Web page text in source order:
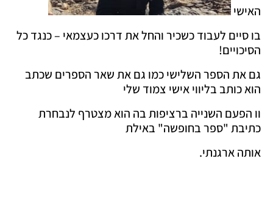
האישי
בו סיים לעבוד כשכיר והחל את דרכו כעצמאי – כנגד כל
הסיכויים!
גם את הספר השלישי כמו גם את שאר הספרים שכתב
הוא כותב בליווי אישי צמוד שלי
וו הפעם השנייה ברציפות בה הוא מצטרף לנבחרת
כתיבת "ספר בחופשה" באילת
אותה ארגנתי.